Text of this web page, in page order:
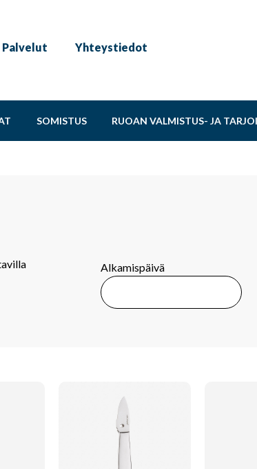
Palvelut Yhteystiedot
SOMISTUS RUOAN VALMISTUS- JA
Alkamispäivä